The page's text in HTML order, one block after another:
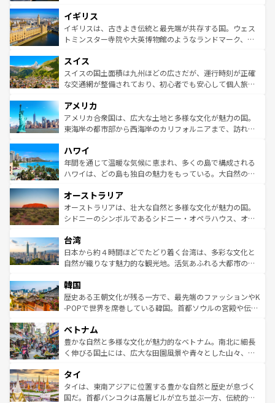
いる。シャンパンの発祥地であるランス、プロヴァンスの
香り高いラベンダー畑など、多彩な楽しみ方が可能だ。さ
らに、パリ以外の地域にも魅力が溢れており、どの街角に
れる地方に足を運ぶとそれぞれで全く異なる文化を体験で
きるだろう。 なお、新着のフランス情報はコンテンツ一覧
を参照してほしい。
顔を持つこの国は、どこを歩いても飽きることがない。ベ
ルリンの文化的活気、バイエルン州のアルプスの絶景、そ
してライン川沿いのワイン畑といった風景は必見。ビール
は、お酒好きな人にはぜひ体験してほしい。 なお、新着の
ドイツ情報はコンテンツ一覧を参照してほしい。
イギリス
イギリスは、古きよき伝統と最先端が共存する国。ウェス
トミンスター寺院や大英博物館のようなランドマーク、歴
リアごとに異なる魅力がある。また、優雅なアフタヌーン
ティー、ビール好きにはたまらない英国パブ、サッカー観
戦など、本場だからこそできる体験も豊富。イギリスを旅
ンツ一覧を参照してほしい。
スイス
スイスの国土面積は九州ほどの広さだが、運行時刻が正確
な交通網が整備されており、初心者でも安心して個人旅行
の建物がそのまま残る町や、スイスならではのユニークな
博物館もあり、アルプス観光だけでなく町歩きも満喫する
ことができる。国民の所得が高いため物価も高いが、旅行
ば市内交通費無料で観光を楽しむこともできる。 なお、新
着のスイス情報はコンテンツ一覧 を参照してほしい。
アメリカ
アメリカ合衆国は、広大な土地と多様な文化が魅力の国。
東海岸の都市部から西海岸のカリフォルニアまで、訪れる
のような巨大都市は、観光、ショッピング、エンターテイ
ンメントが詰まった刺激的なスポットだ。一方、アメリカ
西部には大自然が広がり、グランドキャニオンやイエロー
部のニューオーリンズでは、音楽と美食が融合した独特の
文化が魅力。旅行者はアメリカの各地域で異なる魅力を楽
しみながら、その多様性と豊かな歴史を感じることができ
ならではの贅沢な旅のスタイルだ。 なお、新着のアメリカ
情報はコンテンツ一覧を参照してほしい。
ハワイ
年間を通じて温暖な気候に恵まれ、多くの島で構成される
ハワイは、どの島も独自の魅力をもっている。大自然の神
ワイ島は見逃せない。また、定番の観光地といえばオアフ
島だが、静かな自然を求めるならマウイ島やカウアイ島が
おすすめ。エメラルドグリーンに輝く海をはじめ、豊かな
れるおもてなしの心で訪れる人々を迎えてくれるハワイの
人々、おいしいローカルフードやハワイアンミュージッ
ク、伝統的なフラダンスなど、すべてがハワイの魅力を彩
ワイを、存分に味わってほしい。 なお、新着のハワイ情報
はコンテンツ一覧を参照してほしい。
オーストラリア
オーストラリアは、壮大な自然と多様な文化が魅力の国。
シドニーのシンボルであるシドニー・オペラハウス、オー
リアリーフや大陸中央部にそびえるウルル（エアーズロッ
ク）、タスマニアの美しい原生林やケアンズの熱帯雨林な
ど、見どころがたくさん。また、カフェやワイン、オージ
いる。アクティビティも充実しており、サーフィンやダイ
ビング、ハイキングなど、アウトドア好きにはたまらな
い。オーストラリアの多彩な魅力を存分に味わいつくそ
参照してほしい。
台湾
日本から約４時間ほどでたどり着く台湾は、多彩な文化と
自然が織りなす魅力的な観光地。活気あふれる大都市の台
ン）、静ひつな山岳地帯である台湾東部など、都市の喧騒
と山間の静けさが共存しており、訪れる人に新しい発見と
驚きをもたらしてくれる。また、奥深い台湾の食文化も魅
容にもいいと評判のスイーツなど、バラエティ豊かな料理
が味わえる。 なお、新着の台湾情報は コンテンツ一覧を参
照してほしい。
韓国
歴史ある王朝文化が残る一方で、最先端のファッションやK
-POPで世界を席巻している韓国。首都ソウルの宮殿や伝統
き、地方に足を延ばせば四季折々の自然美を楽しむことが
できる。そして、キムチや焼肉、絶品のストリートフード
まで、さまざまな韓国料理が待っている。夜には、韓国な
リティに包まれながら、韓国の多彩な魅力を心ゆくまで味
わってみてほしい。 なお、新着の韓国情報はコンテンツ一
覧を参照してほしい。
ベトナム
豊かな自然と多様な文化が魅力的なベトナム。南北に細長
く伸びる国土には、広大な田園風景や青々とした山々、世
急速な発展と共に伝統が息づく。ハノイの古い町並みやホ
ーチミン市のフランス統治時代の建物も、独特の雰囲気を
醸し出している。また、バラエティの豊かさとおいしさで
タイ
タイは、東南アジアに位置する豊かな自然と歴史が息づく
国だ。首都バンコクは高層ビルが立ち並ぶ一方、伝統的な